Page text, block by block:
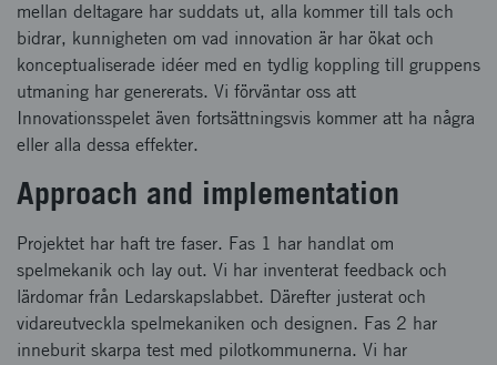
mellan deltagare har suddats ut, alla kommer till tals och
bidrar, kunnigheten om vad innovation är har ökat och
konceptualiserade idéer med en tydlig koppling till gruppens
utmaning har genererats. Vi förväntar oss att
Innovationsspelet även fortsättningsvis kommer att ha några
eller alla dessa effekter.
Approach and implementation
Projektet har haft tre faser. Fas 1 har handlat om
spelmekanik och lay out. Vi har inventerat feedback och
lärdomar från Ledarskapslabbet. Därefter justerat och
vidareutveckla spelmekaniken och designen. Fas 2 har
inneburit skarpa test med pilotkommunerna. Vi har